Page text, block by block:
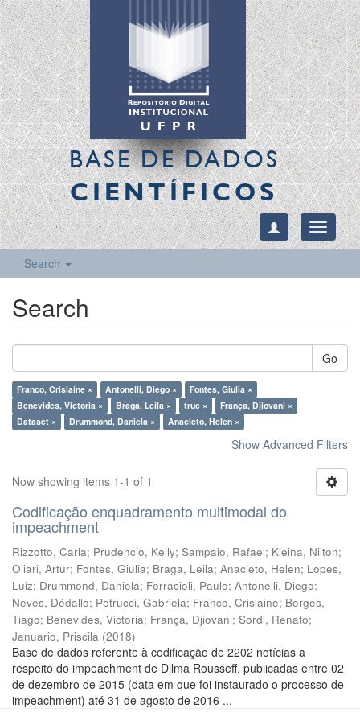
BASE DE DADOS
CIENTÍFICOS
Toggle
Search
Search
Go
Franco, Crislaine × Antonelli, Diego ×
Fontes, Giulia ×
Benevides, Victoria ×
Braga, Leila × true ×
França, Djiovani ×
Dataset ×
Drummond, Daniela × Anacleto, Helen ×
Show Advanced Filters
Now showing items 1-1 of 1
Codificação enquadramento multimodal do
impeachment
Rizzotto, Carla; Prudencio, Kelly; Sampaio, Rafael; Kleina, Nilton;
Oliari, Artur; Fontes, Giulia; Braga, Leila; Anacleto, Helen; Lopes,
Luiz; Drummond, Daniela; Ferracioli, Paulo; Antonelli, Diego;
Neves, Dédallo; Petrucci, Gabriela; Franco, Crislaine; Borges,
Tiago; Benevides, Victoria; França, Djiovani; Sordi, Renato;
Januario, Priscila (2018)
Base de dados referente à codificação de 2202 notícias a
respeito do impeachment de Dilma Rousseff, publicadas entre 02
de dezembro de 2015 (data em que foi instaurado o processo de
impeachment) até 31 de agosto de 2016 ...